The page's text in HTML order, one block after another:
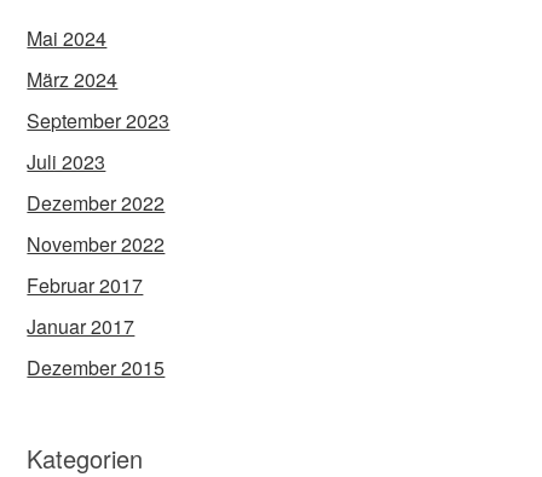
Mai 2024
März 2024
September 2023
Juli 2023
Dezember 2022
November 2022
Februar 2017
Januar 2017
Dezember 2015
Kategorien